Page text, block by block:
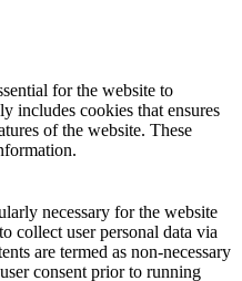
for the website to
includes cookies that ensures
of the website. These
necessary for the website
collect user personal data via
are termed as non-necessary
consent prior to running